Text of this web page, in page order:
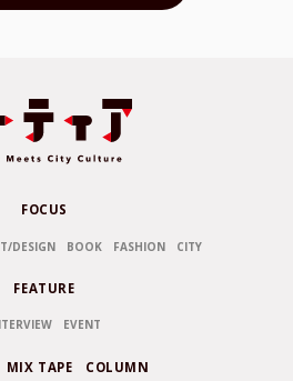
FOCUS
DESIGN BOOK FASHION CITY
FEATURE
EVENT
MIX TAPE COLUMN